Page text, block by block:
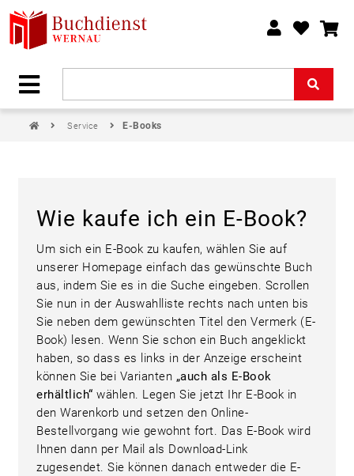
Service E-Books
Wie kaufe ich ein E-Book?
Um sich ein E-Book zu kaufen, wählen Sie auf
unserer Homepage einfach das gewünschte Buch
aus, indem Sie es in die Suche eingeben. Scrollen
Sie nun in der Auswahlliste rechts nach unten bis
Sie neben dem gewünschten Titel den Vermerk (E-
Book) lesen. Wenn Sie schon ein Buch angeklickt
haben, so dass es links in der Anzeige erscheint
können Sie bei Varianten „auch als E-Book
erhältlich“ wählen. Legen Sie jetzt Ihr E-Book in
den Warenkorb und setzen den Online-
Bestellvorgang wie gewohnt fort. Das E-Book wird
Ihnen dann per Mail als Download-Link
zugesendet. Sie können danach entweder die E-